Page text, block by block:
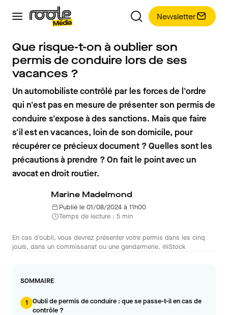
Newsletter
Que risque-t-on à oublier son
permis de conduire lors de ses
vacances ?
Un automobiliste contrôlé par les forces de l'ordre
qui n'est pas en mesure de présenter son permis de
conduire s'expose à des sanctions. Mais que faire
s'il est en vacances, loin de son domicile, pour
récupérer ce précieux document ? Quelles sont les
précautions à prendre ? On fait le point avec un
avocat en droit routier.
Marine Madelmond
Publié le 01/08/2024 à 11h00
Temps de lecture : 5 min
En cas d'oubli, vous devrez présenter votre permis dans les cinq
jours, dans un commissariat ou une gendarmerie. ©iStock
SOMMAIRE
1 Oubli de permis de conduire : que se passe-t-il en cas de
contrôle ?